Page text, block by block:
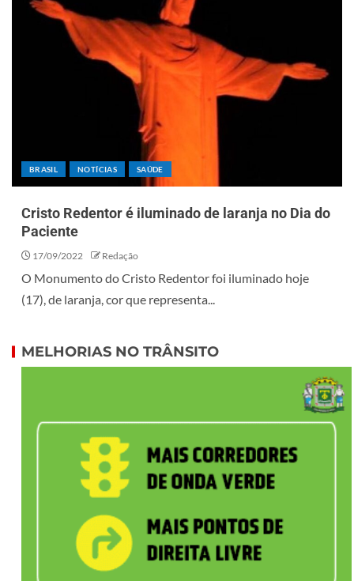
BRASIL NOTÍCIAS SAÚDE
Cristo Redentor é iluminado de laranja no Dia do
Paciente
17/09/2022 Redação
O Monumento do Cristo Redentor foi iluminado hoje
(17), de laranja, cor que representa...
MELHORIAS NO TRÂNSITO